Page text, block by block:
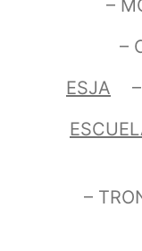
–
–
ESJA –
–